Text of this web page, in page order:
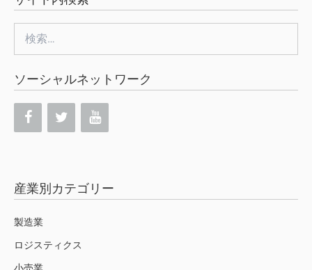
索:
ソーシャルネットワーク
産業別カテゴリー
製造業
ロジスティクス